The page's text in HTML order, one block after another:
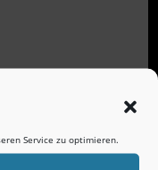
Service zu optimieren.